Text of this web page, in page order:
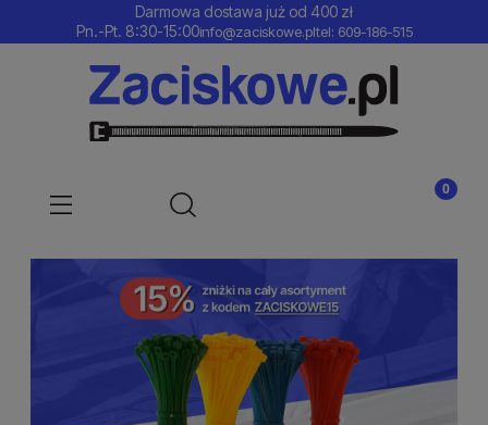
Darmowa dostawa już od 400 zł
Pn.-Pt. 8:30-15:00info@zaciskowe.pltel: 609-186-515